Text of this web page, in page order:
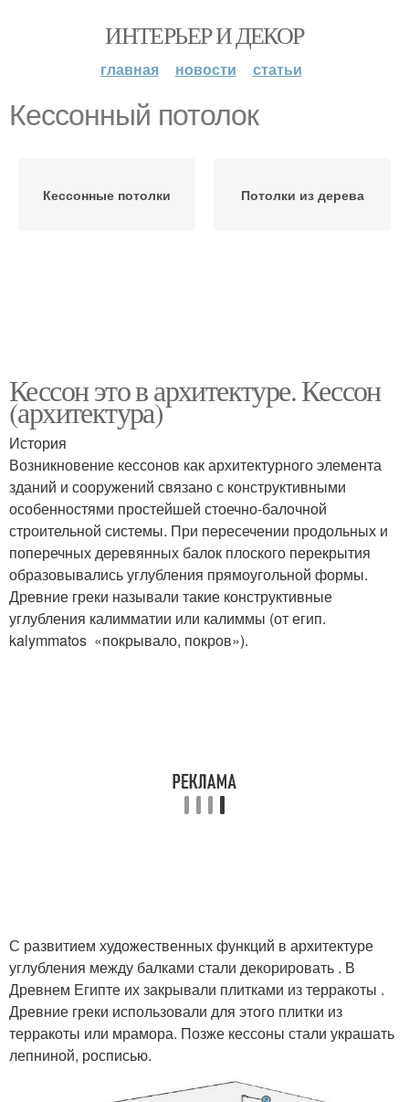
ИНТЕРЬЕР И ДЕКОР
главная новости статьи
Кессонный потолок
Кессонные потолки Потолки из дерева
Кессон это в архитектуре. Кессон
(архитектура)
История
Возникновение кессонов как архитектурного элемента
зданий и сооружений связано с конструктивными
особенностями простейшей стоечно-балочной
строительной системы. При пересечении продольных и
поперечных деревянных балок плоского перекрытия
образовывались углубления прямоугольной формы.
Древние греки называли такие конструктивные
углубления калимматии или калиммы (от егип.
kalymmatos «покрывало, покров»).
С развитием художественных функций в архитектуре
углубления между балками стали декорировать . В
Древнем Египте их закрывали плитками из терракоты .
Древние греки использовали для этого плитки из
терракоты или мрамора. Позже кессоны стали украшать
лепниной, росписью.